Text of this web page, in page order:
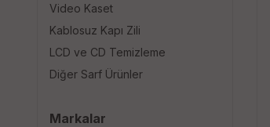
Video Kaset
Kablosuz Kapı Zili
LCD ve CD Temizleme
Diğer Sarf Ürünler
Markalar